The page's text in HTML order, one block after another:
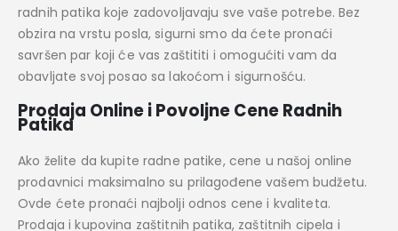
radnih patika koje zadovoljavaju sve vaše potrebe. Bez
obzira na vrstu posla, sigurni smo da ćete pronaći
savršen par koji će vas zaštititi i omogućiti vam da
obavljate svoj posao sa lakoćom i sigurnošću.
Prodaja Online i Povoljne Cene Radnih
Patika
Ako želite da kupite radne patike, cene u našoj online
prodavnici maksimalno su prilagođene vašem budžetu.
Ovde ćete pronaći najbolji odnos cene i kvaliteta.
Prodaja i kupovina zaštitnih patika, zaštitnih cipela i